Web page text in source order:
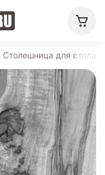
Столешница для стола